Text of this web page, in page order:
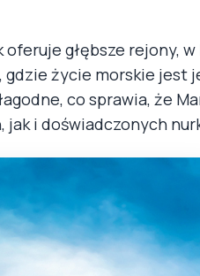
oferuje głębsze rejony,
gdzie życie morskie jest
co sprawia, że
i doświadczonych